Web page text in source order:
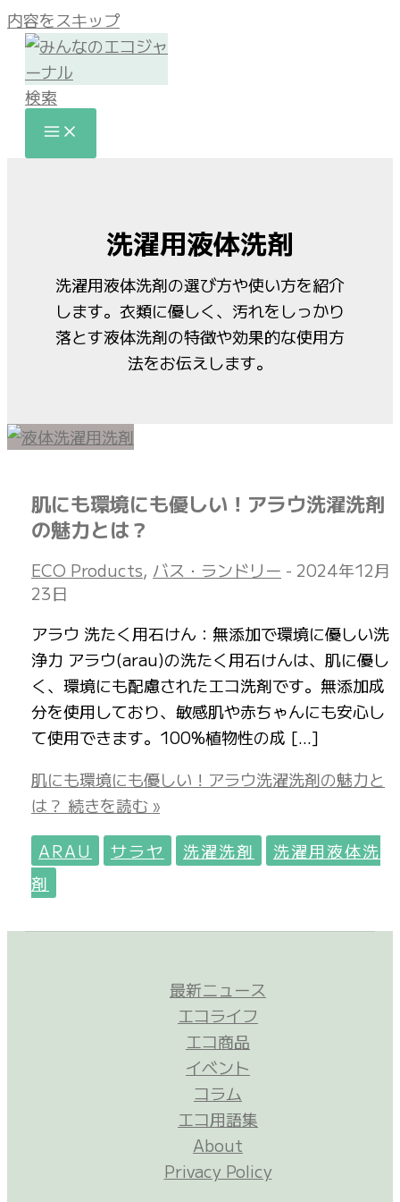
内容をスキップ
検索
洗濯用液体洗剤
洗濯用液体洗剤の選び方や使い方を紹介
します。衣類に優しく、汚れをしっかり
落とす液体洗剤の特徴や効果的な使用方
法をお伝えします。
肌にも環境にも優しい！アラウ洗濯洗剤
の魅力とは？
ECO Products, バス・ランドリー - 2024年12月
23日
アラウ 洗たく用石けん：無添加で環境に優しい洗
浄力 アラウ(arau)の洗たく用石けんは、肌に優し
く、環境にも配慮されたエコ洗剤です。無添加成
分を使用しており、敏感肌や赤ちゃんにも安心し
て使用できます。100%植物性の成 […]
肌にも環境にも優しい！アラウ洗濯洗剤の魅力と
は？ 続きを読む »
ARAU
サラヤ 洗濯洗剤
洗濯用液体洗
剤
最新ニュース
エコライフ
エコ商品
イベント
コラム
エコ用語集
About
Privacy Policy